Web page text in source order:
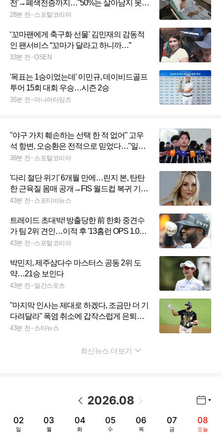
전'→폐색전증까지…"50%는 살아남지 못
해" 그래도 "포기하지 않겠다"
28분 전 스포탈코리아
‘꼬마팬에게 축구화 선물’ 김민재의 감동적
인 팬서비스 “꼬마가 달라고 하니까…”
33분 전 OSEN
'목표는 1승이었는데' 이민규, 데이비드골프
투어 15회 대회 우승…시즌 2승
35분 전 마니아타임즈
"야구 가치 훼손하는 선택 한 적 없어" 고우
석 항변, 오승환은 전적으로 믿었다…"일부
러 묻히지 않았을 것이라고 100% 확신"
38분 전 스포탈코리아
'다리 절단 위기' 6개월 만에…린지 본, 탄탄
한 근육질 몸매 공개→FIS 월드컵 복귀 기대
감 '활활'
43분 전 스포티비뉴스
트레이드 초대박! 방출당한 前 한화 중견수
가 팀 2위 견인…이적 후 '13홈런 OPS 1.039'
맹활약, 포스트시즌에서도 이어질까
43분 전 스포탈코리아
박민지, 제주삼다수 마스터스 공동 2위 도
약…21승 보인다
43분 전 일간스포츠
"마지막 인사는 제대로 하겠다, 조금만 더 기
다려달라" 폭염 취소에 갑작스럽게 은퇴식
마저 불발되다니... 직접 입장 밝혔다
43분 전 스타뉴스
최신뉴스 더보기
2026.08
02
일
03
월
04
화
05
수
06
목
07
금
08
오늘